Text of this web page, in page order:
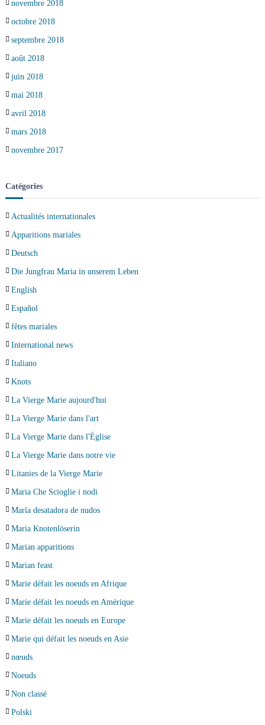
novembre 2018
octobre 2018
septembre 2018
août 2018
juin 2018
mai 2018
avril 2018
mars 2018
novembre 2017
Catégories
Actualités internationales
Apparitions mariales
Deutsch
Die Jungfrau Maria in unserem Leben
English
Español
fêtes mariales
International news
Italiano
Knots
La Vierge Marie aujourd'hui
La Vierge Marie dans l'art
La Vierge Marie dans l'Église
La Vierge Marie dans notre vie
Litanies de la Vierge Marie
Maria Che Scioglie i nodi
María desatadora de nudos
Maria Knotenlöserin
Marian apparitions
Marian feast
Marie défait les noeuds en Afrique
Marie défait les noeuds en Amérique
Marie défait les noeuds en Europe
Marie qui défait les noeuds en Asie
nœuds
Noeuds
Non classé
Polski